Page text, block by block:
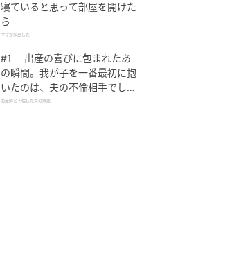
寝ていると思って部屋を開けた
ら
ママが家出した
#1 出産の喜びに包まれたあ
の瞬間。我が子を一番最初に抱
いたのは、夫の不倫相手でし
た。
助産師と不倫した夫の末路